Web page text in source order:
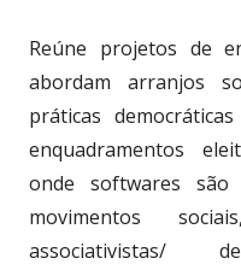
Reúne projetos de
abordam arranjos
práticas
enquadramentos
onde softwares
movimentos
associativistas/